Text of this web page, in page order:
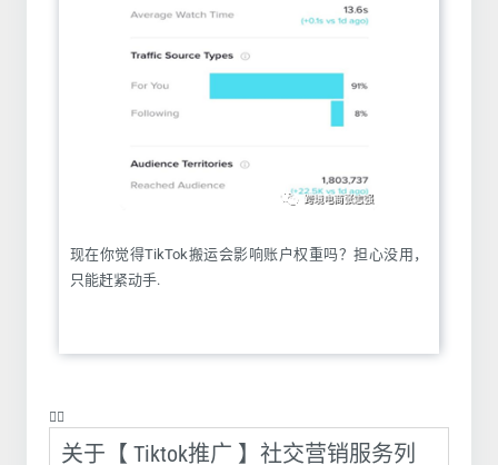
现在你觉得TikTok搬运会影响账户权重吗？担心没用，
只能赶紧动手.
❤️‍🔥
关于【 Tiktok推广 】社交营销服务列